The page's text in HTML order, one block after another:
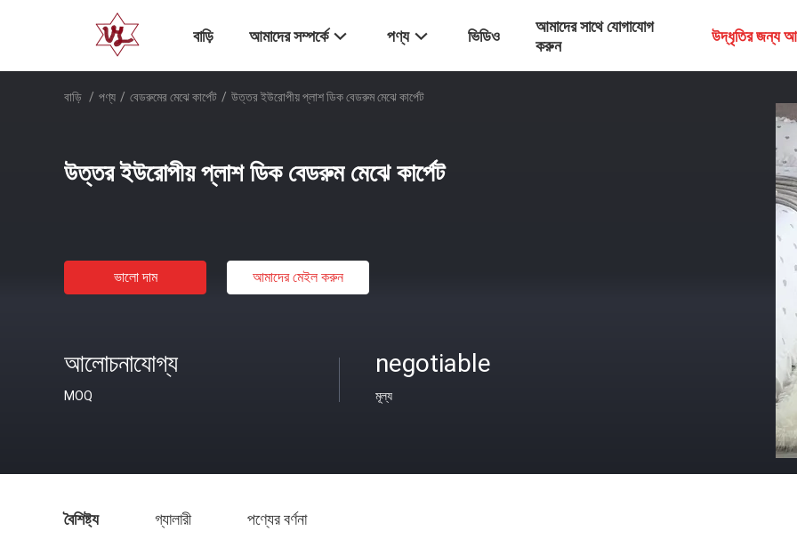
বাড়ি আমাদের সম্পর্কে পণ্য ভিডিও
আমাদের সাথে যোগাযোগ
করুন
উদ্ধৃতির জন্য
বাড়ি / পণ্য / বেডরুমের মেঝে কার্পেট / উত্তর ইউরোপীয় প্লাশ ডিক বেডরুম মেঝে কার্পেট
উত্তর ইউরোপীয় প্লাশ ডিক বেডরুম মেঝে কার্পেট
ভালো দাম আমাদের মেইল ​​করুন
আলোচনাযোগ্য
MOQ
negotiable
মূল্য
বৈশিষ্ট্য গ্যালারী পণ্যের বর্ণনা